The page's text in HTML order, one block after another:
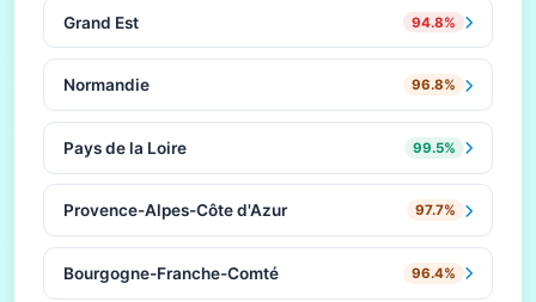
Grand Est 94.8%
Normandie 96.8%
Pays de la Loire 99.5%
Provence-Alpes-Côte d'Azur 97.7%
Bourgogne-Franche-Comté 96.4%